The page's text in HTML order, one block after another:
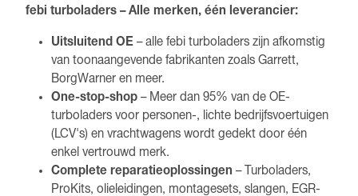
febi turboladers – Alle merken, één leverancier:
Uitsluitend OE – alle febi turboladers zijn afkomstig
van toonaangevende fabrikanten zoals Garrett,
BorgWarner en meer.
One-stop-shop – Meer dan 95% van de OE-
turboladers voor personen-, lichte bedrijfsvoertuigen
(LCV's) en vrachtwagens wordt gedekt door één
enkel vertrouwd merk.
Complete reparatieoplossingen – Turboladers,
ProKits, olieleidingen, montagesets, slangen, EGR-